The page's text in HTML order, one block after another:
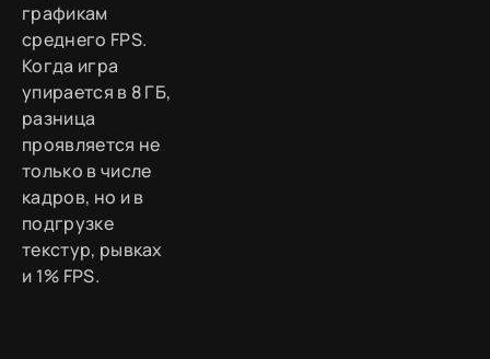
графикам
среднего FPS.
Когда игра
упирается в 8 ГБ,
разница
проявляется не
только в числе
кадров, но и в
подгрузке
текстур, рывках
и 1% FPS.